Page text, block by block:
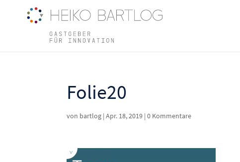
Folie20
von bartlog |Apr. 18, 2019 |0 Kommentare